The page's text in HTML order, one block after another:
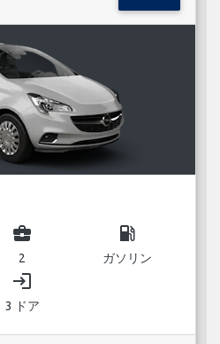
business_center
2
local_gas_station
ガソリン
login
3 ドア